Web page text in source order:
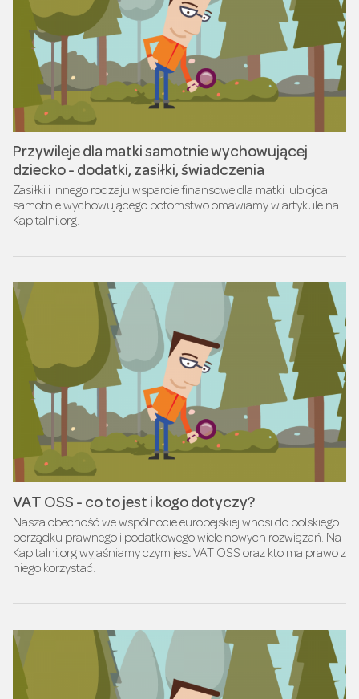
Przywileje dla matki samotnie wychowującej
dziecko - dodatki, zasiłki, świadczenia
Zasiłki i innego rodzaju wsparcie finansowe dla matki lub ojca
samotnie wychowującego potomstwo omawiamy w artykule na
Kapitalni.org.
VAT OSS - co to jest i kogo dotyczy?
Nasza obecność we wspólnocie europejskiej wnosi do polskiego
porządku prawnego i podatkowego wiele nowych rozwiązań. Na
Kapitalni.org wyjaśniamy czym jest VAT OSS oraz kto ma prawo z
niego korzystać.